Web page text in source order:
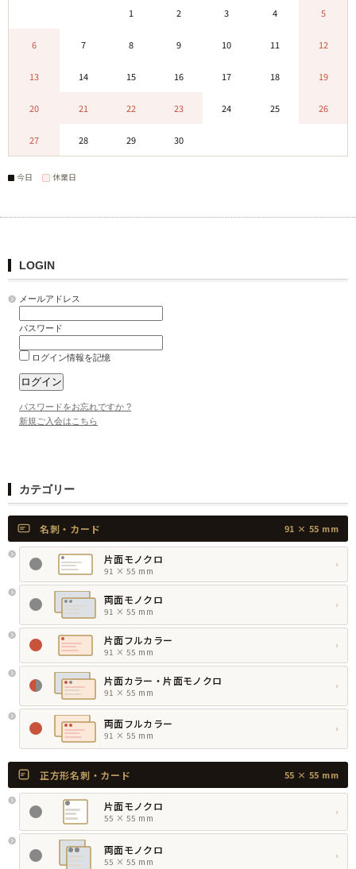
1 2 3 4 5
6 7 8 9 10 11 12
13 14 15 16 17 18 19
20 21 22 23 24 25 26
27 28 29 30
今日 休業日
LOGIN
メールアドレス
パスワード
ログイン情報を記憶
パスワードをお忘れですか ?
新規ご入会はこちら
カテゴリー
名刺・カード 91 × 55 mm
片面モノクロ
91 × 55 mm
›
両面モノクロ
91 × 55 mm
›
片面フルカラー
91 × 55 mm
›
片面カラー・片面モノクロ
91 × 55 mm
›
両面フルカラー
91 × 55 mm
›
正方形名刺・カード 55 × 55 mm
片面モノクロ
55 × 55 mm
›
両面モノクロ
55 × 55 mm
›